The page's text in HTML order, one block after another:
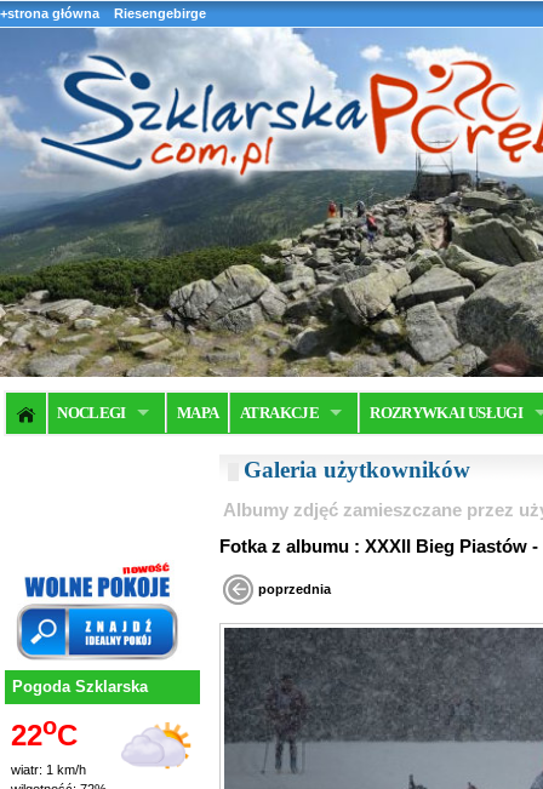
+strona główna Riesengebirge
NOCLEGI MAPA ATRAKCJE ROZRYWKA I USŁUGI
Pogoda Szklarska
22oC
wiatr: 1 km/h
Galeria użytkowników
Albumy zdjęć zamieszczane przez
Fotka z albumu : XXXII Bieg
poprzednia